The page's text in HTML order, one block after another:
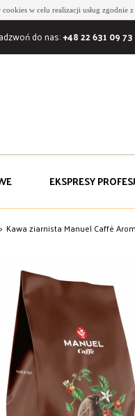
w celu realizacji usług zgodnie z
do nas:+48 22 631 09 73
EKSPRESY
> Kawa ziarnista Manuel Caffé